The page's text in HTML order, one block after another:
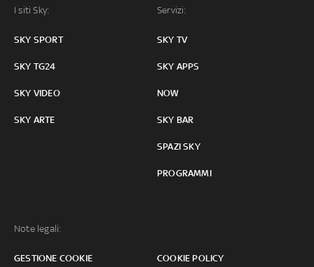
I siti Sky:
SKY SPORT
SKY TG24
SKY VIDEO
SKY ARTE
Servizi:
SKY TV
SKY APPS
NOW
SKY BAR
SPAZI SKY
PROGRAMMI
Note legali:
GESTIONE COOKIE COOKIE POLICY